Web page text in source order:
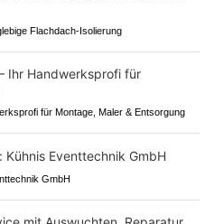
Flachdach-Isolierung
für Montage, Maler & Entsorgung
GmbH